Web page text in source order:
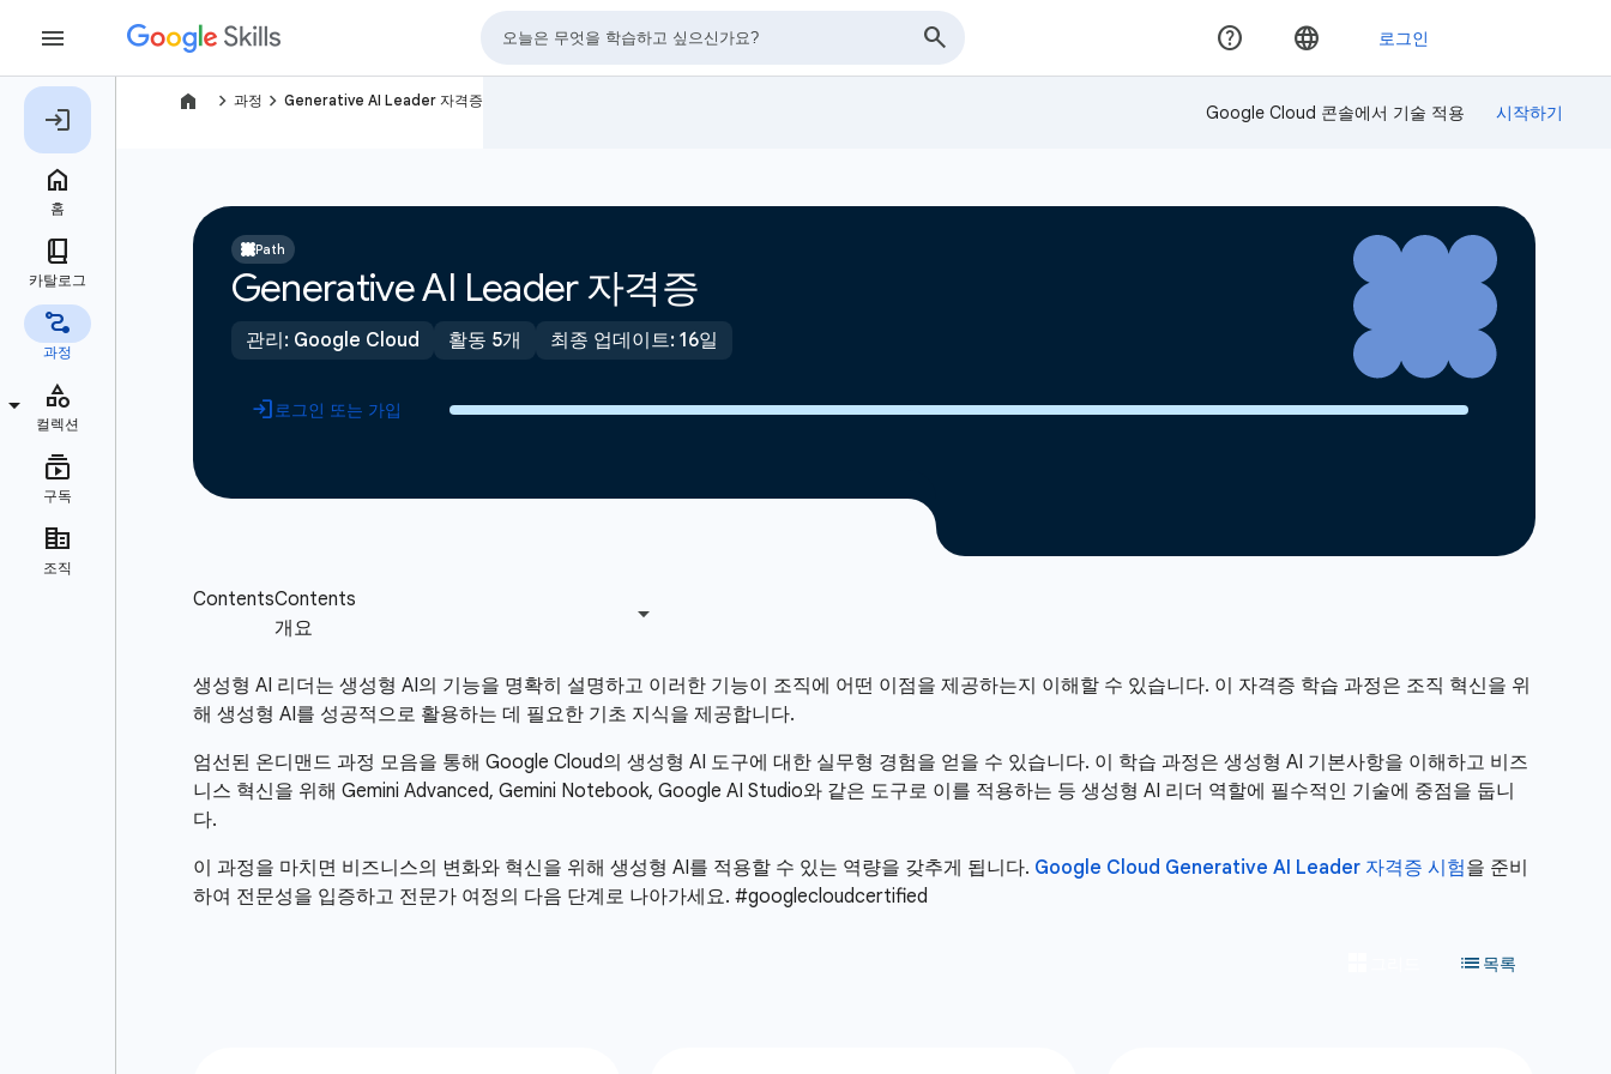
navigate_next 과정 navigate_next Generative AI Leader 자격증
Google Cloud 콘솔에서 기술 적용
Path
Generative AI Leader 자격증
관리: Google Cloud 활동 5개 최종 업데이트: 16일
로그인 또는 가입
생성형 AI 리더는 생성형 AI의 기능을 명확히 설명하고 이러한 기능이 조직에 어떤 이점을 제공하는지 이해할 수 있습니다. 이 자격증 학습 과정은 조직 혁신을 위
해 생성형 AI를 성공적으로 활용하는 데 필요한 기초 지식을 제공합니다.
엄선된 온디맨드 과정 모음을 통해 Google Cloud의 생성형 AI 도구에 대한 실무형 경험을 얻을 수 있습니다. 이 학습 과정은 생성형 AI 기본사항을 이해하고 비즈
니스 혁신을 위해 Gemini Advanced, Gemini Notebook, Google AI Studio와 같은 도구로 이를 적용하는 등 생성형 AI 리더 역할에 필수적인 기술에 중점을 둡니
다.
이 과정을 마치면 비즈니스의 변화와 혁신을 위해 생성형 AI를 적용할 수 있는 역량을 갖추게 됩니다. Google Cloud Generative AI Leader 자격증 시험을 준비
하여 전문성을 입증하고 전문가 여정의 다음 단계로 나아가세요. #googlecloudcertified